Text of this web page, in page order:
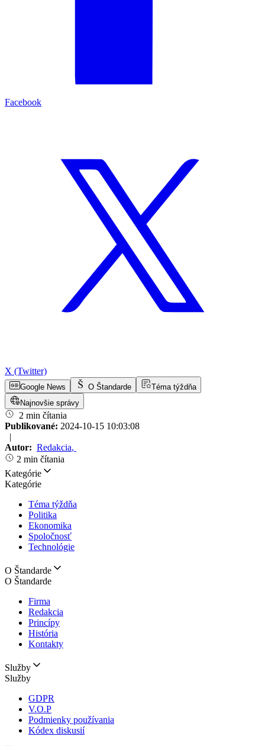
Facebook
X (Twitter)
Google News O Štandarde
Téma týždňa
Najnovšie správy
2 min čítania
Publikované: 2024-10-15 10:03:08
|
Autor: Redakcia,
2 min čítania
Kategórie
Kategórie
Téma týždňa
Politika
Ekonomika
Spoločnosť
Technológie
O Štandarde
O Štandarde
Firma
Redakcia
Princípy
História
Kontakty
Služby
Služby
GDPR
V.O.P
Podmienky používania
Kódex diskusií